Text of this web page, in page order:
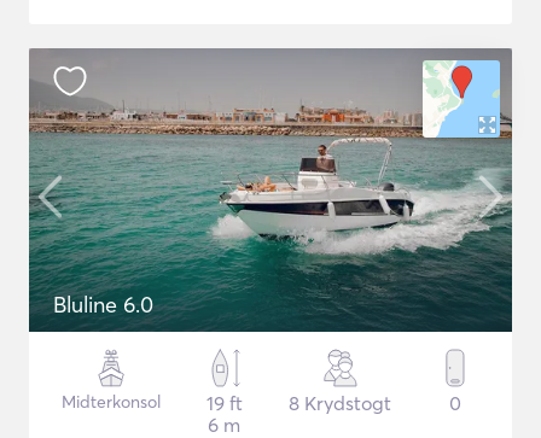
Bluline 6.0
Midterkonsol
19 ft
6 m
8 Krydstogt 0